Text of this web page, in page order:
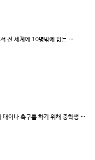
전 세계에 10명밖에 없는 …
태어나 축구를 하기 위해 중학생 …